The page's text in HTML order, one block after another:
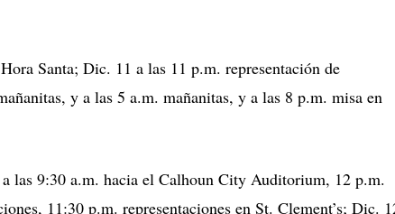
Santa; Dic. 11 a las 11 p.m. representación de
y a las 5 a.m. mañanitas, y a las 8 p.m. misa en
las 9:30 a.m. hacia el Calhoun City Auditorium, 12 p.m.
11:30 p.m. representaciones en St. Clement’s; Dic.